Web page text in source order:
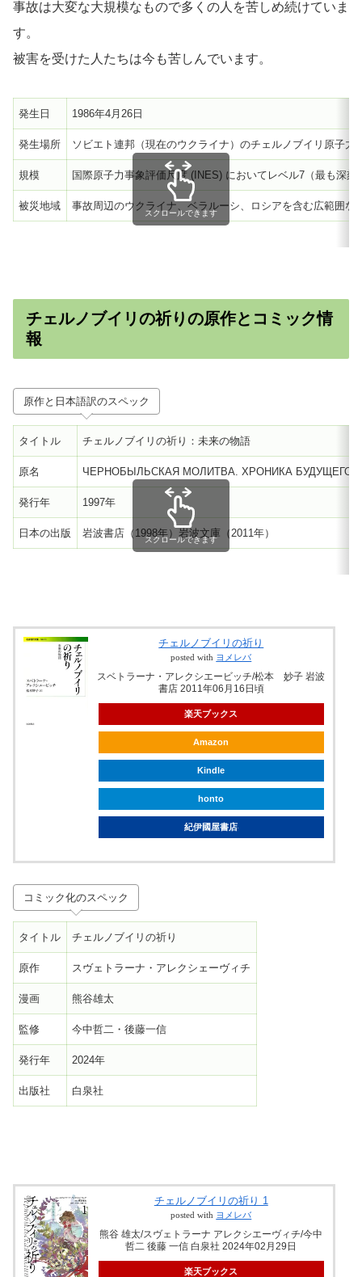
事故は大変な大規模なもので多くの人を苦しめ続けていま
す。
被害を受けた人たちは今も苦しんでいます。
発生日 1986年4月26日
発生場所 ソビエト連邦（現在のウクライナ）のチェルノブイリ原子力
規模 国際原子力事象評価尺度 (INES) においてレベル7（最も深刻
被災地域 事故周辺のウクライナ、ベラルーシ、ロシアを含む広範囲な
スクロールできます
チェルノブイリの祈りの原作とコミック情
報
原作と日本語訳のスペック
タイトル チェルノブイリの祈り：未来の物語
原名 ЧЕРНОБЫЛЬСКАЯ МОЛИТВА. ХРОНИКА БУДУЩЕГО
発行年 1997年
日本の出版 岩波書店（1998年）岩波文庫（2011年）
スクロールできます
チェルノブイリの祈り
posted with ヨメレバ
スベトラーナ・アレクシエービッチ/松本 妙子 岩波
書店 2011年06月16日頃
楽天ブックス
Amazon
Kindle
honto
紀伊國屋書店
コミック化のスペック
タイトル チェルノブイリの祈り
原作 スヴェトラーナ・アレクシェーヴィチ
漫画 熊谷雄太
監修 今中哲二・後藤一信
発行年 2024年
出版社 白泉社
チェルノブイリの祈り 1
posted with ヨメレバ
熊谷 雄太/スヴェトラーナ アレクシエーヴィチ/今中
哲二 後藤 一信 白泉社 2024年02月29日
楽天ブックス